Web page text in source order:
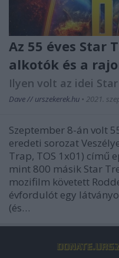
Az 55 éves Star
alkotók és a
Ilyen volt az idei
Dave // urszekerek.hu • 2021.
Szeptember 8-án volt
eredeti sorozat
Trap, TOS 1x01) című
mint 800 másik Star
mozifilm követett
évfordulót egy
(és…